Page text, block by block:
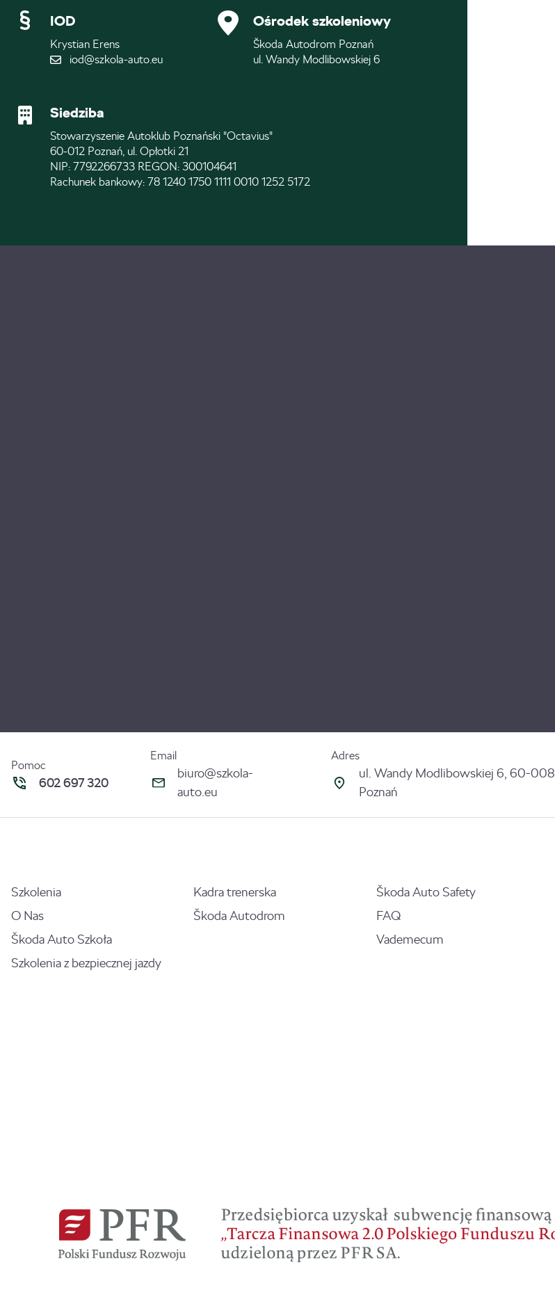
IOD
Krystian Erens
iod@szkola-auto.eu
Ośrodek szkoleniowy
Škoda Autodrom Poznań
ul. Wandy Modlibowskiej 6
Siedziba
Stowarzyszenie Autoklub Poznański "Octavius"
60-012 Poznań, ul. Opłotki 21
NIP: 7792266733 REGON: 300104641
Rachunek bankowy: 78 1240 1750 1111 0010 1252 5172
Pomoc
602 697 320
Email
biuro@szkola-
auto.eu
Adres
ul. Wandy Modlibowskiej 6, 60-008
Poznań
Szkolenia
O Nas
Škoda Auto Szkoła
Szkolenia z bezpiecznej jazdy
Kadra trenerska
Škoda Autodrom
Škoda Auto Safety
FAQ
Vademecum